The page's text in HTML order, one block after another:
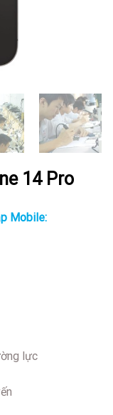
14 Pro
Mobile:
lực